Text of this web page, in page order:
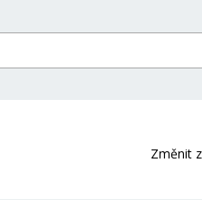
Změnit